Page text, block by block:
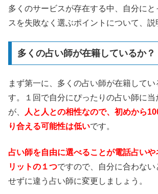
多くのサービスが存在する中、自分に
スを失敗なく選ぶポイントについて、説
多くの占い師が在籍しているか？
まず第一に、多くの占い師が在籍して
す。１回で自分にぴったりの占い師に当
が、
人と人との相性なので、初めから
り合える可能性は低いです。
占い師を自由に選べることが電話占いや
リットの１つですので、自分に合わな
せずに違う占い師に変更しましょう。